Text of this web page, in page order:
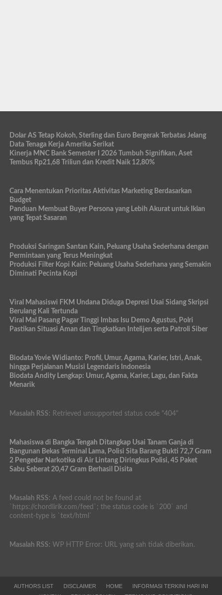
Dolar AS Tetap Kokoh, Sterling dan Euro Bergerak Terbatas Jelang
Data Tenaga Kerja Amerika Serikat
Kinerja MNC Bank Semester I 2026 Tumbuh Signifikan, Aset
Tembus Rp21,68 Triliun dan Kredit Naik 12,80%
Cara Menentukan Prioritas Aktivitas Marketing Berdasarkan
Budget
Panduan Membuat Buyer Persona yang Lebih Akurat untuk Iklan
yang Tepat Sasaran
Produksi Saringan Santan Kain, Peluang Usaha Sederhana dengan
Permintaan yang Terus Meningkat
Produksi Filter Kopi Kain: Peluang Usaha Sederhana yang Semakin
Diminati Pecinta Kopi
Viral Mahasiswi FKM Undana Diduga Depresi Usai Sidang Skripsi
Berulang Kali Tertunda
Viral Mal Pasang Pagar Tinggi Imbas Isu Demo Agustus, Polri
Pastikan Situasi Aman dan Tingkatkan Intelijen serta Patroli Siber
Biodata Yovie Widianto: Profil, Umur, Agama, Karier, Istri, Anak,
hingga Perjalanan Musisi Legendaris Indonesia
Biodata Andity Lengkap: Umur, Agama, Karier, Lagu, dan Fakta
Menarik
Masalah RSS: Retrieved unsupported status code "404"
Mahasiswa di Bangka Tengah Ditangkap Usai Tanam Ganja di
Bangunan Bekas Terminal Lama, Polisi Sita Barang Bukti 72,7 Gram
2 Pengedar Narkotika di Air Lintang Diringkus Polisi, 45 Paket
Sabu Seberat 20,47 Gram Berhasil Disita
Masalah RSS: A feed could not be found at
`https://chordlirik.com/feed`; the status code is `200` and
content-type is `text/html`
Masalah RSS: WP HTTP Error: URL yang sah tidak diberikan.
AUTHORS LIST DISCLAIMER HOME
INFORMASI TERKINI HARI INI